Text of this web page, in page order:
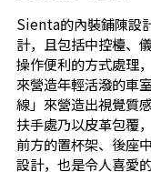
Sienta的內裝鋪陳設
計，且包括中控檯、
操作便利的方式處理
來營造年輕活潑的車
線」來營造出視覺質
扶手處乃以皮革包覆
前方的置杯架、後座
設計，也是令人喜愛